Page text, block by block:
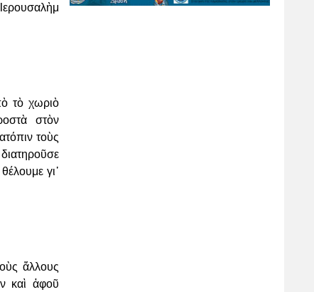
τὸ χωριὸ
στὸν
τοὺς
γι᾿
ἄλλους
καὶ ἀφοῦ